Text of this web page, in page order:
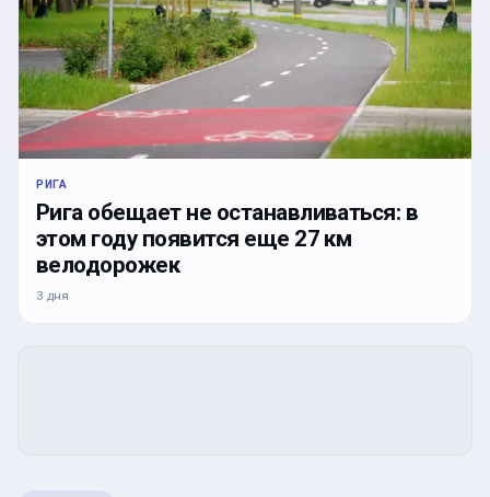
РИГА
Рига обещает не останавливаться: в
этом году появится еще 27 км
велодорожек
3 дня